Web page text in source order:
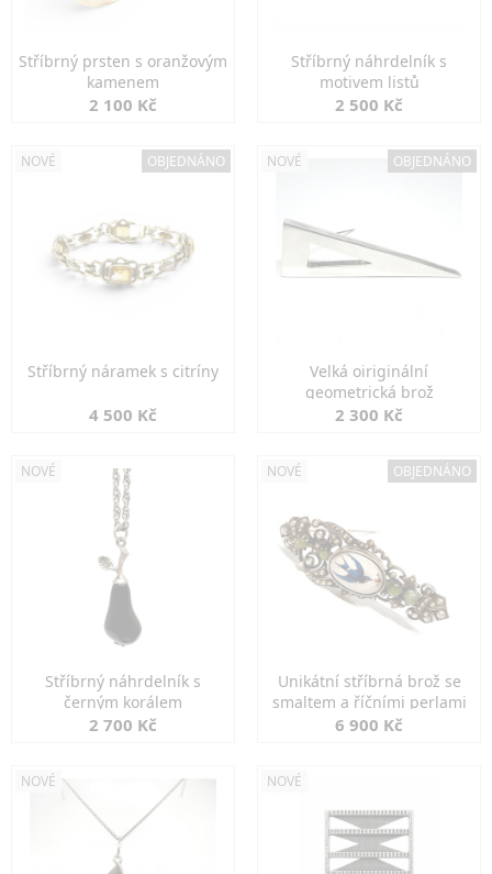
Stříbrný prsten s oranžovým
kamenem
2 100 Kč
Stříbrný náhrdelník s
motivem listů
2 500 Kč
NOVÉ OBJEDNÁNO
Stříbrný náramek s citríny
4 500 Kč
NOVÉ OBJEDNÁNO
Velká oiriginální
geometrická brož
2 300 Kč
NOVÉ
Stříbrný náhrdelník s
černým korálem
2 700 Kč
NOVÉ OBJEDNÁNO
Unikátní stříbrná brož se
smaltem a říčními perlami
6 900 Kč
NOVÉ NOVÉ